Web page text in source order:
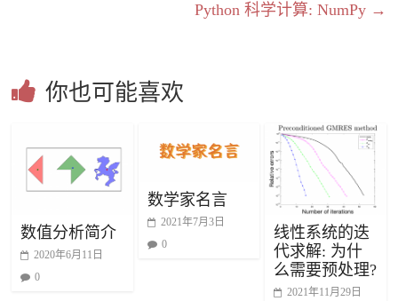
Python 科学计算: NumPy →
你也可能喜欢
数值分析简介
2020年6月11日
0
数学家名言
2021年7月3日
0
线性系统的迭
代求解: 为什
么需要预处理?
2021年11月29日